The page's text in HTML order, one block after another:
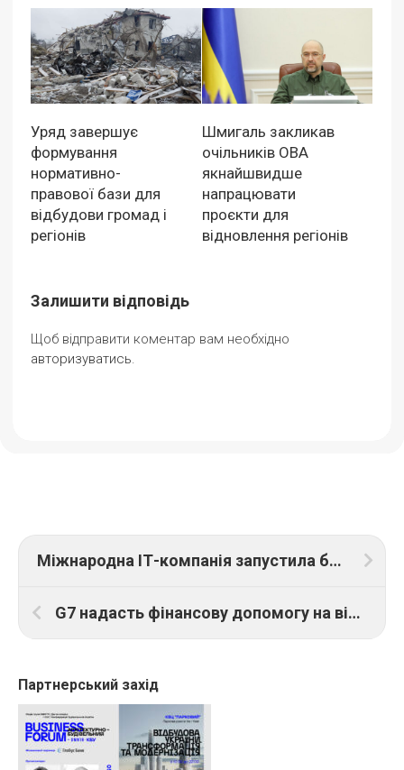
Уряд завершує
формування
нормативно-
правової бази для
відбудови громад і
регіонів
Шмигаль закликав
очільників ОВА
якнайшвидше
напрацювати
проєкти для
відновлення регіонів
Залишити відповідь
Щоб відправити коментар вам необхідно
авторизуватись.
Міжнародна ІТ-компанія запустила безкоштовні курси для початківців
G7 надасть фінансову допомогу на відбудову України
Партнерський захід